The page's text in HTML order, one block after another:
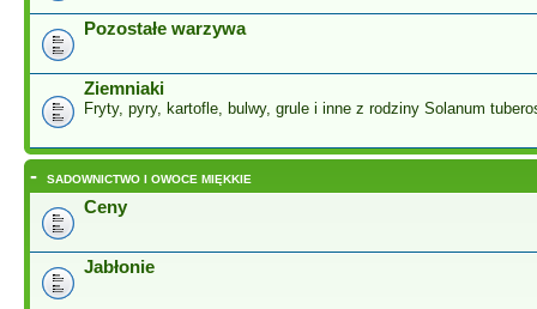
Pozostałe warzywa
Ziemniaki
Fryty, pyry, kartofle, bulwy, grule i inne z rodziny Solanum
- SADOWNICTWO I OWOCE MIĘKKIE
Ceny
Jabłonie